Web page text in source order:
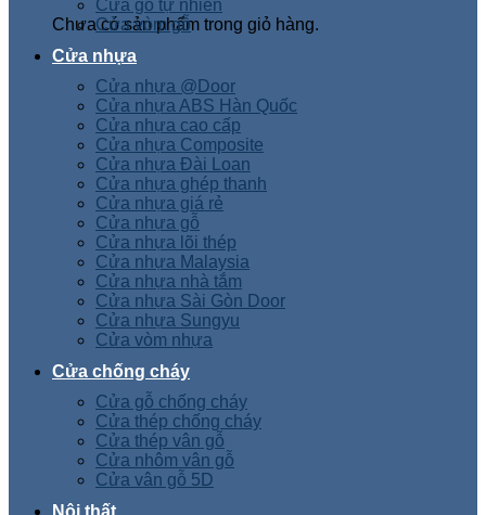
Chưa có sản phẩm trong giỏ hàng.
Cửa gỗ tự nhiên
Cửa vòm gỗ
Cửa nhựa
Cửa nhựa @Door
Cửa nhựa ABS Hàn Quốc
Cửa nhựa cao cấp
Cửa nhựa Composite
Cửa nhựa Đài Loan
Cửa nhựa ghép thanh
Cửa nhựa giá rẻ
Cửa nhựa gỗ
Cửa nhựa lõi thép
Cửa nhựa Malaysia
Cửa nhựa nhà tắm
Cửa nhựa Sài Gòn Door
Cửa nhựa Sungyu
Cửa vòm nhựa
Cửa chống cháy
Cửa gỗ chống cháy
Cửa thép chống cháy
Cửa thép vân gỗ
Cửa nhôm vân gỗ
Cửa vân gỗ 5D
Nội thất